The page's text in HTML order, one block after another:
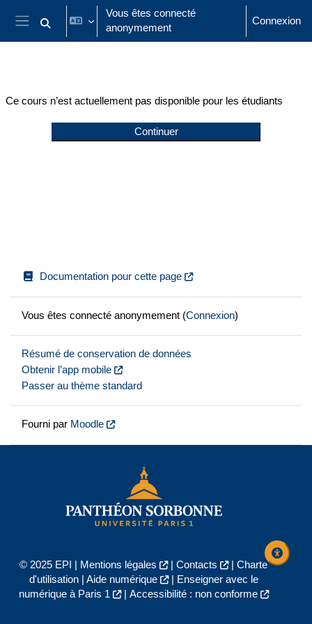
Passer au contenu principal
Panneau latéral
Activer/désactiver la saisie de recherche
Vous êtes connecté
anonymement
Connexion
Ce cours n’est actuellement pas disponible pour les étudiants
Continuer
Documentation pour cette page
Vous êtes connecté anonymement (Connexion)
Résumé de conservation de données
Obtenir l’app mobile
Passer au thème standard
Fourni par Moodle
© 2025 EPI | Mentions légales | Contacts | Charte
d'utilisation| Aide numérique |
Enseigner avec le
numérique à Paris 1
| Accessibilité : non conforme